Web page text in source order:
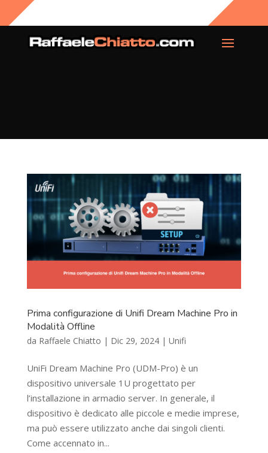
Prima configurazione di Unifi Dream Machine Pro in
Modalità Offline
da Raffaele Chiatto | Dic 29, 2024| Unifi
UniFi Dream Machine Pro (UDM-Pro) è un
dispositivo universale 1U progettato per
l’installazione in armadio server. In generale, il
dispositivo è dedicato alle piccole e medie imprese,
ma può essere utilizzato anche dai singoli clienti.
Come accennato in...